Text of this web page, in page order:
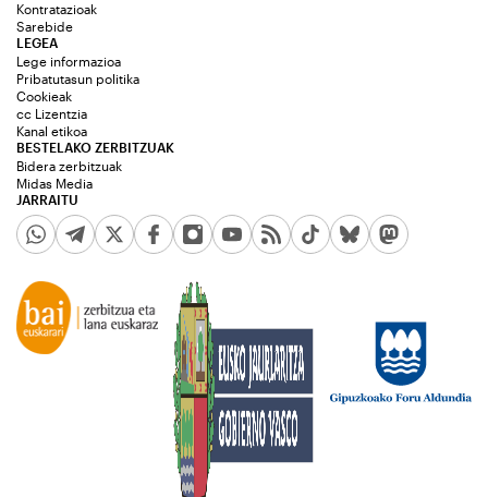
Kontratazioak
Sarebide
JARRAITU
LEGEA
Lege informazioa
Pribatutasun politika
Cookieak
cc Lizentzia
Kanal etikoa
BESTELAKO ZERBITZUAK
Bidera zerbitzuak
Midas Media